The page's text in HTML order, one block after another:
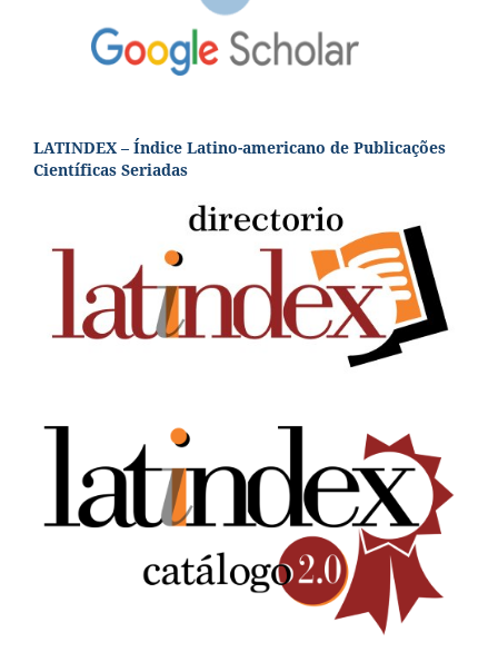
LATINDEX – Índice Latino-americano de Publicações
Científicas Seriadas